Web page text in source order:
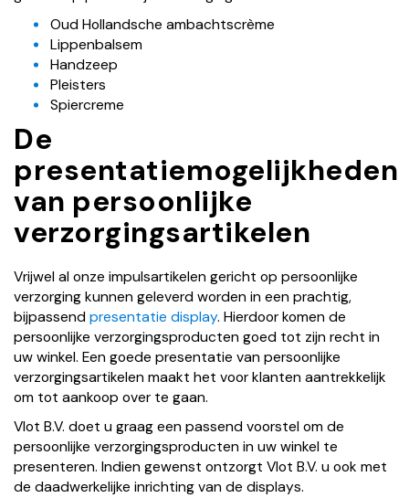
Oud Hollandsche ambachtscrème
Lippenbalsem
Handzeep
Pleisters
Spiercreme
De
presentatiemogelijkheden
van persoonlijke
verzorgingsartikelen
Vrijwel al onze impulsartikelen gericht op persoonlijke
verzorging kunnen geleverd worden in een prachtig,
bijpassend presentatie display. Hierdoor komen de
persoonlijke verzorgingsproducten goed tot zijn recht in
uw winkel. Een goede presentatie van persoonlijke
verzorgingsartikelen maakt het voor klanten aantrekkelijk
om tot aankoop over te gaan.
Vlot B.V. doet u graag een passend voorstel om de
persoonlijke verzorgingsproducten in uw winkel te
presenteren. Indien gewenst ontzorgt Vlot B.V. u ook met
de daadwerkelijke inrichting van de displays.